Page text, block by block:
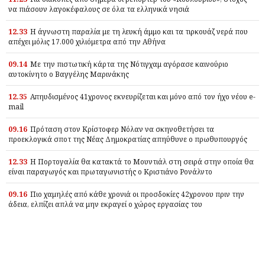
να πιάσουν λαγοκέφαλους σε όλα τα ελληνικά νησιά
12.33 Η άγνωστη παραλία με τη λευκή άμμο και τα τιρκουάζ νερά που
απέχει μόλις 17.000 χιλιόμετρα από την Αθήνα
09.14 Με την πιστωτική κάρτα της Νότιγχαμ αγόρασε καινούριο
αυτοκίνητο ο Βαγγέλης Μαρινάκης
12.35 Απηυδισμένος 41χρονος εκνευρίζεται και μόνο από τον ήχο νέου e-
mail
09.16 Πρόταση στον Κρίστοφερ Νόλαν να σκηνοθετήσει τα
προεκλογικά σποτ της Νέας Δημοκρατίας απηύθυνε ο πρωθυπουργός
12.33 Η Πορτογαλία θα κατακτά το Μουντιάλ στη σειρά στην οποία θα
είναι παραγωγός και πρωταγωνιστής ο Κριστιάνο Ρονάλντο
09.16 Πιο χαμηλές από κάθε χρονιά οι προσδοκίες 42χρονου πριν την
άδεια, ελπίζει απλά να μην εκραγεί ο χώρος εργασίας του